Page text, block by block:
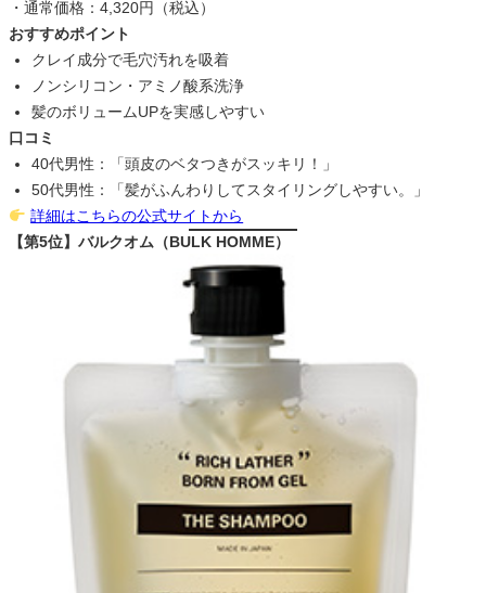
・通常価格：4,320円（税込）
おすすめポイント
クレイ成分で毛穴汚れを吸着
ノンシリコン・アミノ酸系洗浄
髪のボリュームUPを実感しやすい
口コミ
40代男性：「頭皮のベタつきがスッキリ！」
50代男性：「髪がふんわりしてスタイリングしやすい。」
詳細はこちらの公式サイトから
【第5位】バルクオム（BULK HOMME）